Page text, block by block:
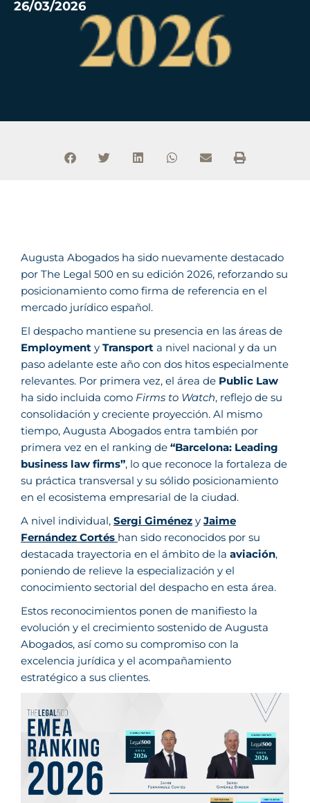
26/03/2026
Augusta Abogados ha sido nuevamente destacado
por The Legal 500 en su edición 2026, reforzando su
posicionamiento como firma de referencia en el
mercado jurídico español.
El despacho mantiene su presencia en las áreas de
Employment y Transport a nivel nacional y da un
paso adelante este año con dos hitos especialmente
relevantes. Por primera vez, el área de Public Law
ha sido incluida como Firms to Watch, reflejo de su
consolidación y creciente proyección. Al mismo
tiempo, Augusta Abogados entra también por
primera vez en el ranking de “Barcelona: Leading
business law firms”, lo que reconoce la fortaleza de
su práctica transversal y su sólido posicionamiento
en el ecosistema empresarial de la ciudad.
A nivel individual, Sergi Giménez y Jaime
Fernández Cortés han sido reconocidos por su
destacada trayectoria en el ámbito de la aviación,
poniendo de relieve la especialización y el
conocimiento sectorial del despacho en esta área.
Estos reconocimientos ponen de manifiesto la
evolución y el crecimiento sostenido de Augusta
Abogados, así como su compromiso con la
excelencia jurídica y el acompañamiento
estratégico a sus clientes.